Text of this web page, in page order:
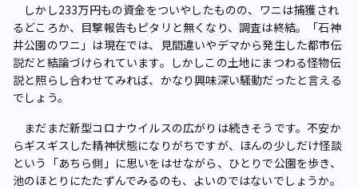
しかし233万円もの資金をついやしたものの、ワニは捕獲され
るどころか、目撃報告もピタリと無くなり、調査は終結。「石神
井公園のワニ」は現在では、見間違いやデマから発生した都市伝
説だと結論づけられています。しかしこの土地にまつわる怪物伝
説と照らし合わせてみれば、かなり興味深い騒動だったと言える
でしょう。
まだまだ新型コロナウイルスの広がりは続きそうです。不安か
らギスギスした精神状態になりがちですが、ほんの少しだけ怪談
という「あちら側」に思いをはせながら、ひとりで公園を歩き、
池のほとりにたたずんでみるのも、よいのではないでしょうか。